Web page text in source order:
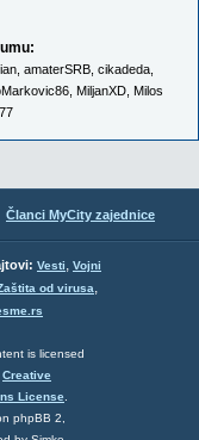
amaterSRB cikadeda
MiljanXD Milos
Članci MyCity zajednice
Vesti, Vojni
od virusa,
is licensed
Creative
License
phpBB 2,